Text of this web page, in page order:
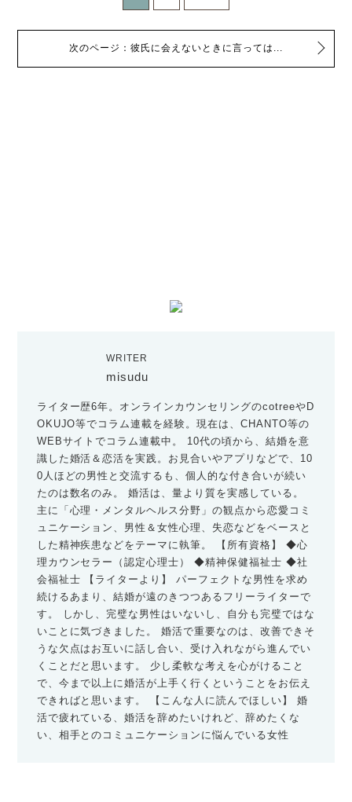
次のページ：彼氏に会えないときに言っては...
WRITER
misudu
ライター歴6年。オンラインカウンセリングのcotreeやD
OKUJO等でコラム連載を経験。現在は、CHANTO等の
WEBサイトでコラム連載中。 10代の頃から、結婚を意
識した婚活＆恋活を実践。お見合いやアプリなどで、10
0人ほどの男性と交流するも、個人的な付き合いが続い
たのは数名のみ。 婚活は、量より質を実感している。
主に「心理・メンタルヘルス分野」の観点から恋愛コミ
ュニケーション、男性＆女性心理、失恋などをベースと
した精神疾患などをテーマに執筆。 【所有資格】 ◆心
理カウンセラー（認定心理士） ◆精神保健福祉士 ◆社
会福祉士 【ライターより】 パーフェクトな男性を求め
続けるあまり、結婚が遠のきつつあるフリーライターで
す。 しかし、完璧な男性はいないし、自分も完璧ではな
いことに気づきました。 婚活で重要なのは、改善できそ
うな欠点はお互いに話し合い、受け入れながら進んでい
くことだと思います。 少し柔軟な考えを心がけること
で、今まで以上に婚活が上手く行くということをお伝え
できればと思います。 【こんな人に読んでほしい】 婚
活で疲れている、婚活を辞めたいけれど、辞めたくな
い、相手とのコミュニケーションに悩んでいる女性